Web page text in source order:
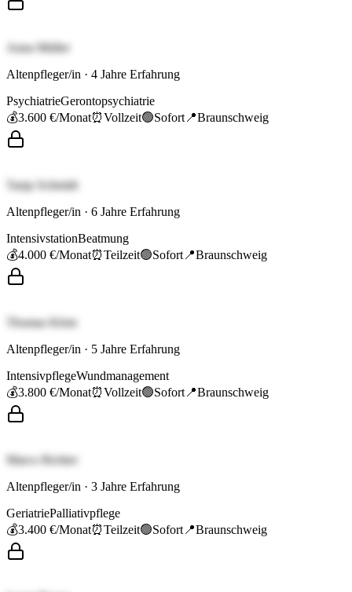
Anna Müller
Altenpfleger/in · 4 Jahre Erfahrung
PsychiatrieGerontopsychiatrie
💰3.600 €/Monat⏰Vollzeit🟢Sofort 📍Braunschweig
Tanja Schmidt
Altenpfleger/in · 6 Jahre Erfahrung
IntensivstationBeatmung
💰4.000 €/Monat⏰Teilzeit🟢Sofort 📍Braunschweig
Thomas Klein
Altenpfleger/in · 5 Jahre Erfahrung
IntensivpflegeWundmanagement
💰3.800 €/Monat⏰Vollzeit🟢Sofort 📍Braunschweig
Marco Richter
Altenpfleger/in · 3 Jahre Erfahrung
GeriatriePalliativpflege
💰3.400 €/Monat⏰Teilzeit🟢Sofort 📍Braunschweig